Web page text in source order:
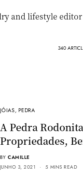
and lifestyle
340
JÓIAS, PEDRA
A Pedra
Propriedades,
BY CAMILLE
JUNHO 3, 2021
5 MINS READ